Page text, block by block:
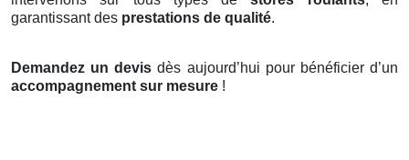
garantissant des prestations de qualité.
Demandez un devis dès aujourd’hui pour bénéficier d’un
accompagnement sur mesure !